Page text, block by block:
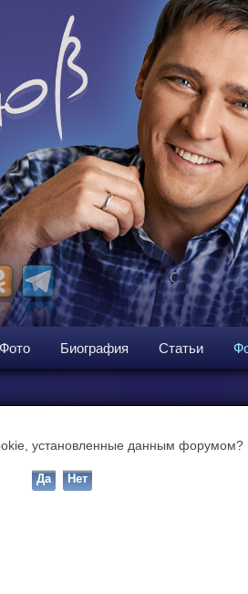
Фото Биография Статьи
установленные данным форумом?